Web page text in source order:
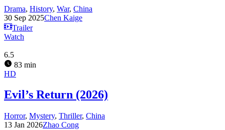
Drama, History, War, China
30 Sep 2025Chen Kaige
Trailer
Watch
6.5
83 min
HD
Evil’s Return (2026)
Horror, Mystery, Thriller, China
13 Jan 2026Zhao Cong